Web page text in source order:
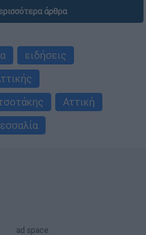
άρθρα
ειδήσεις
Αττική